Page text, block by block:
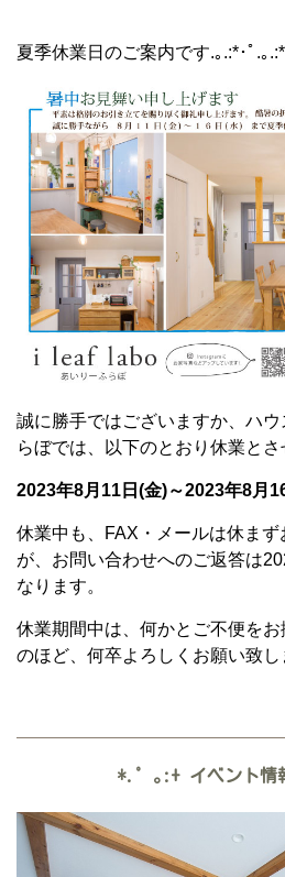
夏季休業日のご案内です.｡.:*･ﾟ.｡.:*
誠に勝手ではございますか、ハ
らぼでは、以下のとおり休業とさ
2023年8月11日(金)～2023年8月
休業中も、FAX・メールは休ま
が、お問い合わせへのご返答は
なります。
休業期間中は、何かとご不便を
のほど、何卒よろしくお願い致し
*.゜｡:+ イベント情